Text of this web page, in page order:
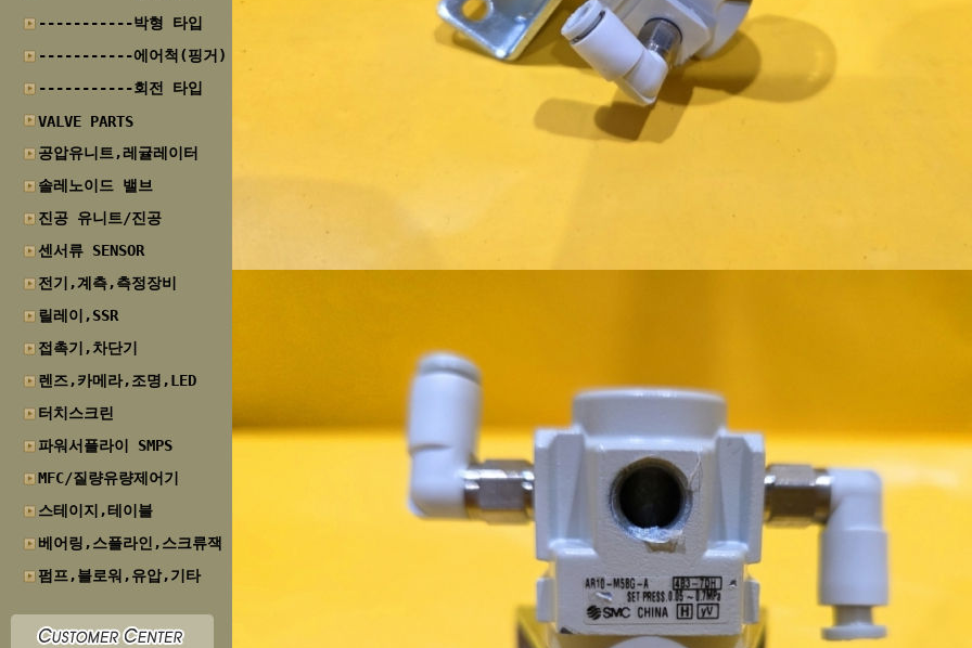
-----------박형 타입
-----------에어척(핑거)
-----------회전 타입
VALVE PARTS
공압유니트,레귤레이터
솔레노이드 밸브
진공 유니트/진공
센서류 SENSOR
전기,계측,측정장비
릴레이,SSR
접촉기,차단기
렌즈,카메라,조명,LED
터치스크린
파워서플라이 SMPS
MFC/질량유량제어기
스테이지,테이블
베어링,스플라인,스크류잭
펌프,블로워,유압,기타